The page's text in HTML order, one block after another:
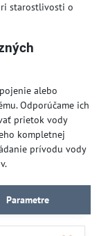
starostlivosti o
alebo
Odporúčame ich
prietok vody
kompletnej
prívodu vody
Parametre